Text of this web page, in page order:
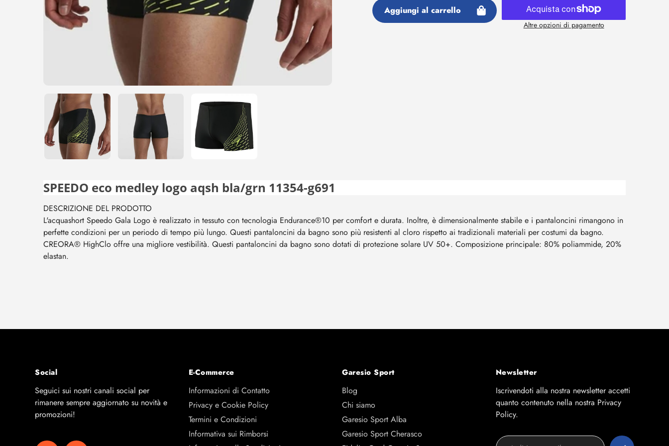
Aggiungi al carrello
Altre opzioni di pagamento
SPEEDO eco medley logo aqsh bla/grn 11354-g691
DESCRIZIONE DEL PRODOTTO
L'acquashort Speedo Gala Logo è realizzato in tessuto con tecnologia Endurance®10 per comfort e durata. Inoltre, è dimensionalmente stabile e i pantaloncini rimangono in
perfette condizioni per un periodo di tempo più lungo. Questi pantaloncini da bagno sono più resistenti al cloro rispetto ai tradizionali materiali per costumi da bagno.
CREORA® HighClo offre una migliore vestibilità. Questi pantaloncini da bagno sono dotati di protezione solare UV 50+. Composizione principale: 80% poliammide, 20%
elastan.
Social
Seguici sui nostri canali social per
rimanere sempre aggiornato su novità e
promozioni!
E-Commerce
Informazioni di Contatto
Privacy e Cookie Policy
Termini e Condizioni
Informativa sui Rimborsi
Garesio Sport
Blog
Chi siamo
Garesio Sport Alba
Garesio Sport Cherasco
Newsletter
Iscrivendoti alla nostra newsletter accetti
quanto contenuto nella nostra Privacy
Policy.